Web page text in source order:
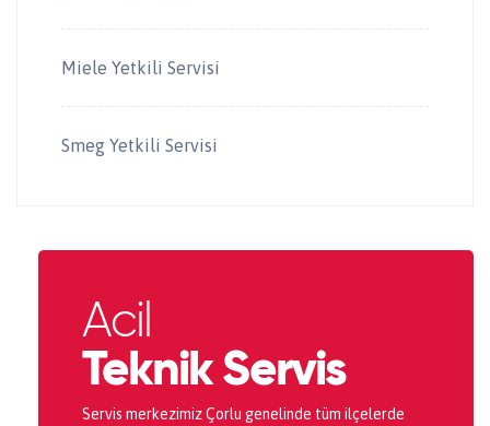
Miele Yetkili Servisi
Smeg Yetkili Servisi
Acil
Teknik Servis
Servis merkezimiz Çorlu genelinde tüm ilçelerde